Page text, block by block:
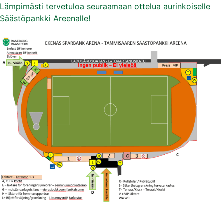
Lämpimästi tervetuloa seuraamaan ottelua aurinkoiselle
Säästöpankki Areenalle!